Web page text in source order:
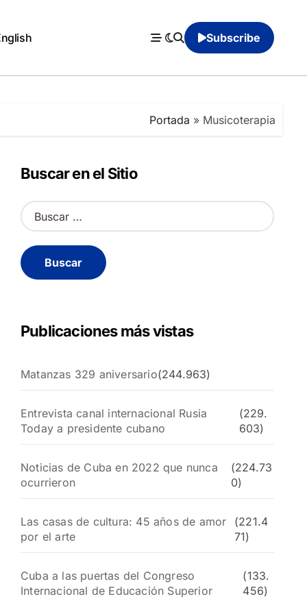
Subscribe
Portada » Musicoterapia
Buscar en el Sitio
B
u
c
a
Publicaciones más vistas
Matanzas 329 aniversario(244.963)
Entrevista canal internacional Rusia
Today a presidente cubano
(229.
603)
Noticias de Cuba en 2022 que nunca
ocurrieron
(224.73
0)
Las casas de cultura: 45 años de amor
por el arte
(221.4
71)
Cuba a las puertas del Congreso
Internacional de Educación Superior
(133.
456)